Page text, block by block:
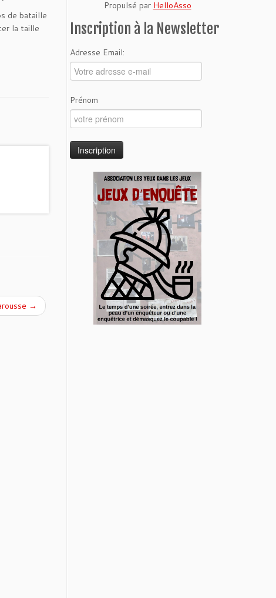
de bataille
la taille
→
Propulsé par HelloAsso
Inscription à la Newsletter
Adresse Email:
Prénom